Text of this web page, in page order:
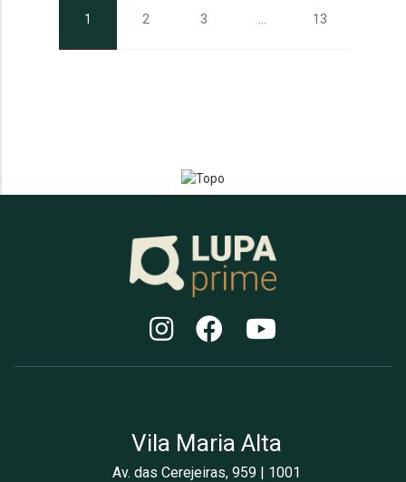
1 2 3 13
Vila Maria Alta
Av. das Cerejeiras, 959 | 1001